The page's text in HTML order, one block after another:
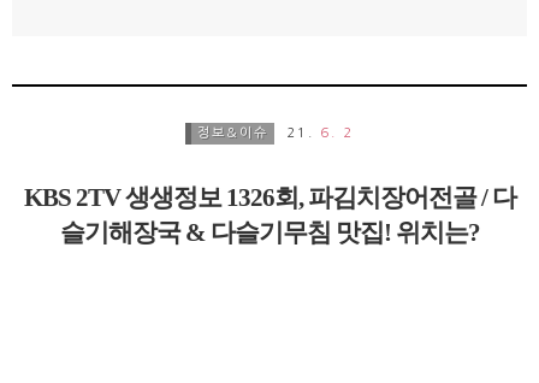
정보&이슈 21. 6. 2
KBS 2TV 생생정보 1326회, 파김치장어전골 / 다
슬기해장국 & 다슬기무침 맛집! 위치는?